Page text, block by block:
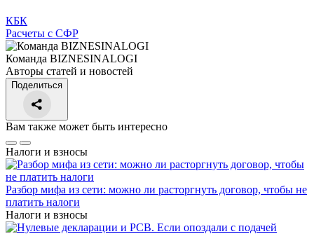
КБК
Расчеты с СФР
Команда BIZNESINALOGI
Авторы статей и новостей
Поделиться
Вам также может быть интересно
Налоги и взносы
Разбор мифа из сети: можно ли расторгнуть договор, чтобы не
платить налоги
Налоги и взносы